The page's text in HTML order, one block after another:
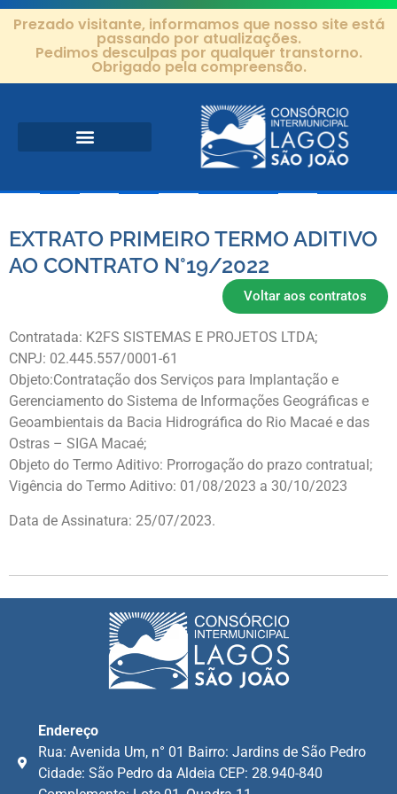
Prezado visitante, informamos que nosso site está
passando por atualizações.
Pedimos desculpas por qualquer transtorno.
Obrigado pela compreensão.
EXTRATO PRIMEIRO TERMO ADITIVO
AO CONTRATO N°19/2022
Voltar aos contratos
Contratada: K2FS SISTEMAS E PROJETOS LTDA;
CNPJ: 02.445.557/0001-61
Objeto:Contratação dos Serviços para Implantação e
Gerenciamento do Sistema de Informações Geográficas e
Geoambientais da Bacia Hidrográfica do Rio Macaé e das
Ostras – SIGA Macaé;
Objeto do Termo Aditivo: Prorrogação do prazo contratual;
Vigência do Termo Aditivo: 01/08/2023 a 30/10/2023
Data de Assinatura: 25/07/2023.
Endereço
Rua: Avenida Um, n° 01 Bairro: Jardins de São Pedro
Cidade: São Pedro da Aldeia CEP: 28.940-840